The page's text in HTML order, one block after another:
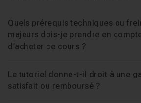
Quels prérequis techniques ou
majeurs dois-je prendre en
d’acheter ce cours ?
Le tutoriel donne-t-il droit à une
satisfait ou remboursé ?